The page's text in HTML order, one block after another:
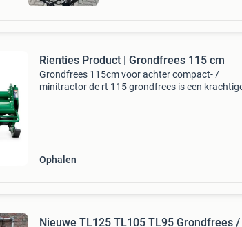
Rienties Product | Grondfrees 115 cm
Grondfrees 115cm voor achter compact- /
minitractor de rt 115 grondfrees is een krachtige en
Ophalen
Nieuwe TL125 TL105 TL95 Grondfrees /